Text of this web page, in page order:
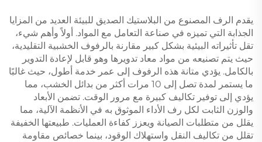
يقدم الرف المصنوع من البلاستيك الصديق للبيئة العديد من المزايا
الجذابة التي تميزه في صناعة التعامل مع المواد. أولاً وأهم شيء،
تقل تأثيراته البيئية بشكل كبير مقارنة بالرفوف الخشبية التقليدية،
حيث يتم تصنيعه من مواد معاد تدويرها وهو قابل لإعادة التدوير
بالكامل. يؤدي متانة هذه الرفوف إلى عمر خدمة أطول، حيث غالبًا
ما يستمر لمدة تصل إلى 10 مرات أكثر من بدائل الخشب، مما
يؤدي إلى توفير تكاليف كبيرة مع مرور الوقت. تضمن الأبعاد
والوزن الثابت لكل رف الأداء الموثوق به في الأنظمة الآلية، مما
يقلل من متطلبات الصيانة ويعزز كفاءة العمليات. طبيعتها الخفيفة
تقلل من تكاليف النقل واستهلاك الوقود، بينما خصائص مقاومة